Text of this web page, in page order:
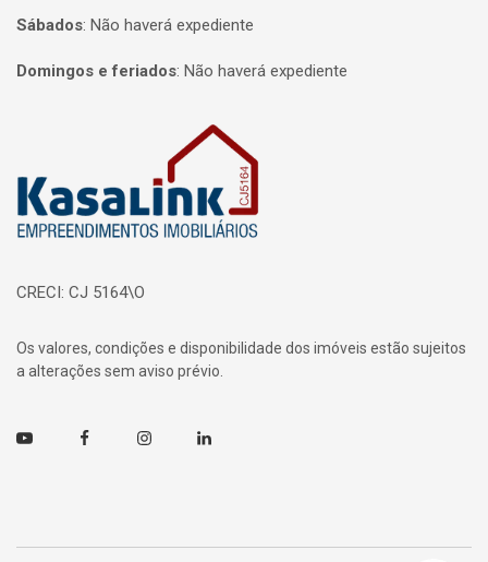
Sábados: Não haverá expediente
Domingos e feriados: Não haverá expediente
CRECI: CJ 5164\O
Os valores, condições e disponibilidade dos imóveis estão sujeitos
a alterações sem aviso prévio.
Youtube FacebookInstagramLinkedin